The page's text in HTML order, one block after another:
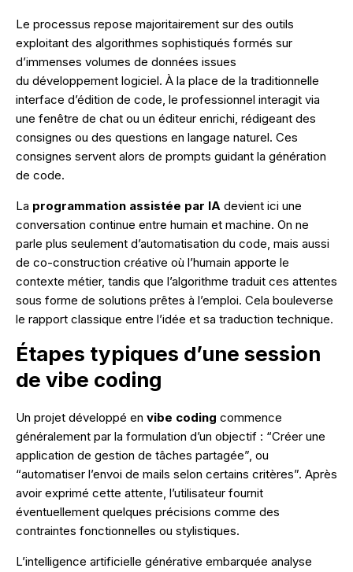
Le processus repose majoritairement sur des outils
exploitant des algorithmes sophistiqués formés sur
d’immenses volumes de données issues
du développement logiciel. À la place de la traditionnelle
interface d’édition de code, le professionnel interagit via
une fenêtre de chat ou un éditeur enrichi, rédigeant des
consignes ou des questions en langage naturel. Ces
consignes servent alors de prompts guidant la génération
de code.
La programmation assistée par IA devient ici une
conversation continue entre humain et machine. On ne
parle plus seulement d’automatisation du code, mais aussi
de co-construction créative où l’humain apporte le
contexte métier, tandis que l’algorithme traduit ces attentes
sous forme de solutions prêtes à l’emploi. Cela bouleverse
le rapport classique entre l’idée et sa traduction technique.
Étapes typiques d’une session
de vibe coding
Un projet développé en vibe coding commence
généralement par la formulation d’un objectif : “Créer une
application de gestion de tâches partagée”, ou
“automatiser l’envoi de mails selon certains critères”. Après
avoir exprimé cette attente, l’utilisateur fournit
éventuellement quelques précisions comme des
contraintes fonctionnelles ou stylistiques.
L’intelligence artificielle générative embarquée analyse